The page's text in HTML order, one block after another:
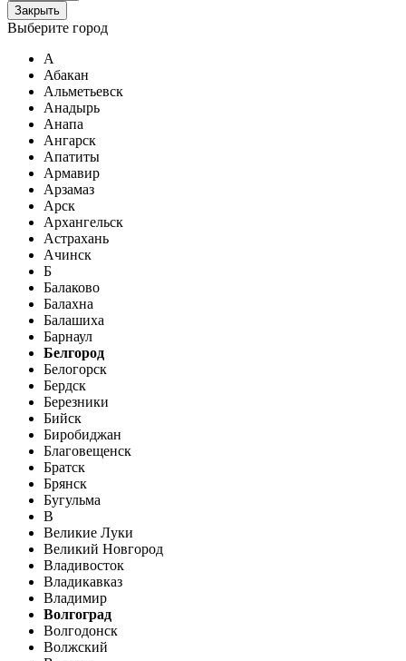
Закрыть
Выберите город
А
Абакан
Альметьевск
Анадырь
Анапа
Ангарск
Апатиты
Армавир
Арзамаз
Арск
Архангельск
Астрахань
Ачинск
Б
Балаково
Балахна
Балашиха
Барнаул
Белгород
Белогорск
Бердск
Березники
Бийск
Биробиджан
Благовещенск
Братск
Брянск
Бугульма
В
Великие Луки
Великий Новгород
Владивосток
Владикавказ
Владимир
Волгоград
Волгодонск
Волжский